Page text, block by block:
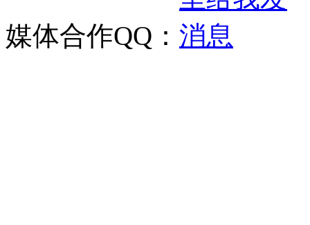
媒体合作QQ：